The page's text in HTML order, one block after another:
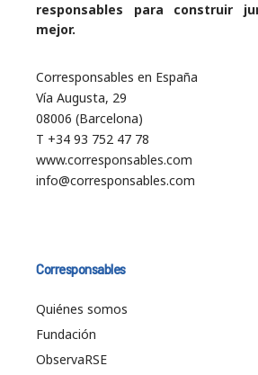
responsables para construir
mejor.
Corresponsables en España
Vía Augusta, 29
08006 (Barcelona)
T +34 93 752 47 78
www.corresponsables.com
info@corresponsables.com
Corresponsables
Quiénes somos
Fundación
ObservaRSE